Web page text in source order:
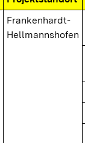
Frankenhardt-
Hellmannshofen